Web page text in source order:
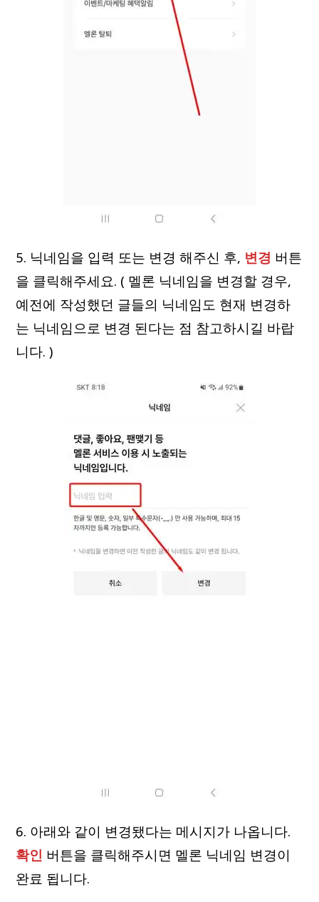
5. 닉네임을 입력 또는 변경 해주신 후, 변경 버튼
을 클릭해주세요. ( 멜론 닉네임을 변경할 경우,
예전에 작성했던 글들의 닉네임도 현재 변경하
는 닉네임으로 변경 된다는 점 참고하시길 바랍
니다. )
6. 아래와 같이 변경됐다는 메시지가 나옵니다.
확인 버튼을 클릭해주시면 멜론 닉네임 변경이
완료 됩니다.